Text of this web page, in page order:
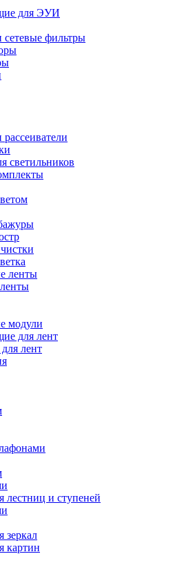
для ЭУИ
сетевые фильтры
светильников
ленты
модули
для лент
лент
лестниц и ступеней
зеркал
картин